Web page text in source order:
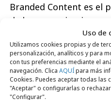
Uso de
Utilizamos cookies propias y de
personalización, analíticos y para
con tus preferencias mediante el
navegación. Clica AQUÍpara más
Cookies. Puedes aceptar todas las
"Aceptar" o configurarlas o
"Configurar".
Branded Content es el
de las comunicaciones
aumenta exponencial
de llegar a las
y consiguiendo la
imposible conseguir a
comunicación. Nuestras